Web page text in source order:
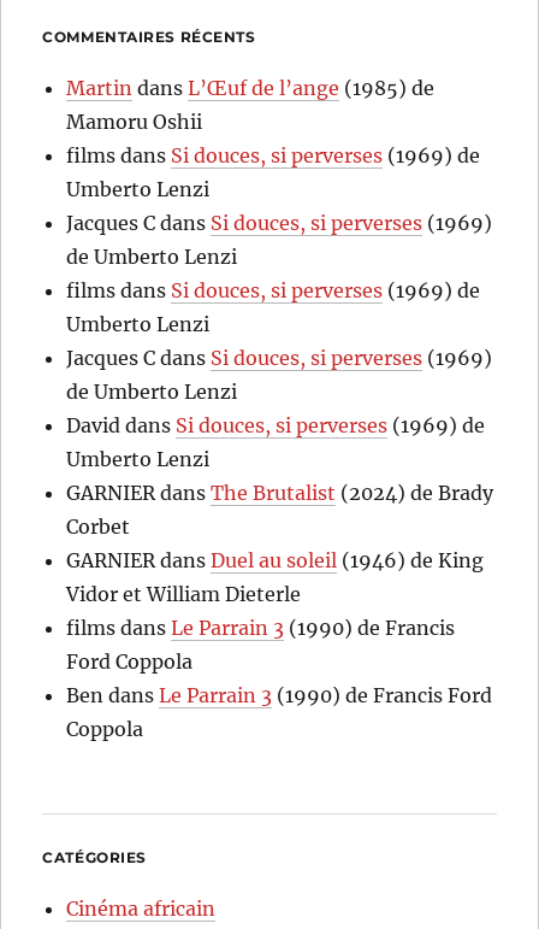
COMMENTAIRES RÉCENTS
Martin dansL’Œuf de l’ange (1985) de
Mamoru Oshii
films dans Si douces, si perverses (1969) de
Umberto Lenzi
Jacques C dans Si douces, si perverses (1969)
de Umberto Lenzi
films dans Si douces, si perverses (1969) de
Umberto Lenzi
Jacques C dans Si douces, si perverses (1969)
de Umberto Lenzi
David dans Si douces, si perverses (1969) de
Umberto Lenzi
GARNIERdansThe Brutalist (2024) de Brady
Corbet
GARNIERdansDuel au soleil (1946) de King
Vidor et William Dieterle
films dansLe Parrain 3 (1990) de Francis
Ford Coppola
Ben dansLe Parrain 3 (1990) de Francis Ford
Coppola
CATÉGORIES
Cinéma africain